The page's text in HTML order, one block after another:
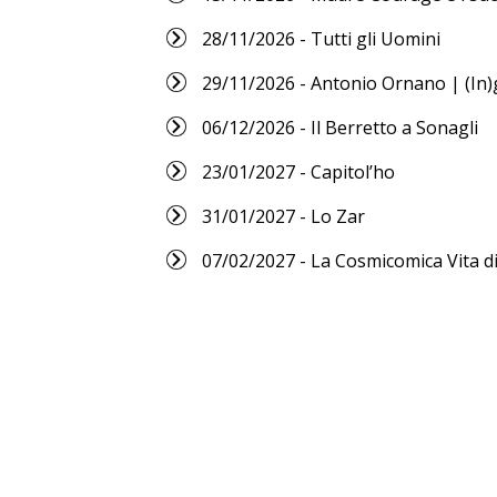
28/11/2026 - Tutti gli Uomini
29/11/2026 - Antonio Ornano |
06/12/2026 - Il Berretto a Sonagli
23/01/2027 - Capitol’ho
31/01/2027 - Lo Zar
07/02/2027 - La Cosmicomica Vita